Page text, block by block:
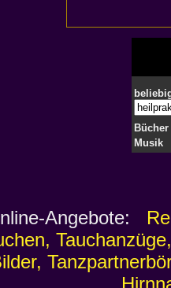
Bücher
Musik
Angebote: